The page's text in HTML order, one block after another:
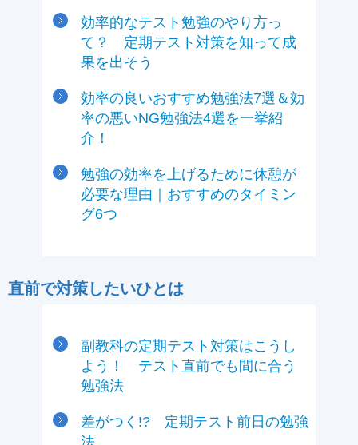
効率的なテスト勉強のやり方っ
て？ 定期テスト対策を知って成
果を出そう
効率の良いおすすめ勉強法7選＆効
率の悪いNG勉強法4選を一挙紹
介！
勉強の効率を上げるために休憩が
必要な理由｜おすすめのタイミン
グ6つ
直前で対策したいひとは
副教科の定期テスト対策はこうし
よう！ テスト直前でも間に合う
勉強法
差がつく!? 定期テスト前日の勉強